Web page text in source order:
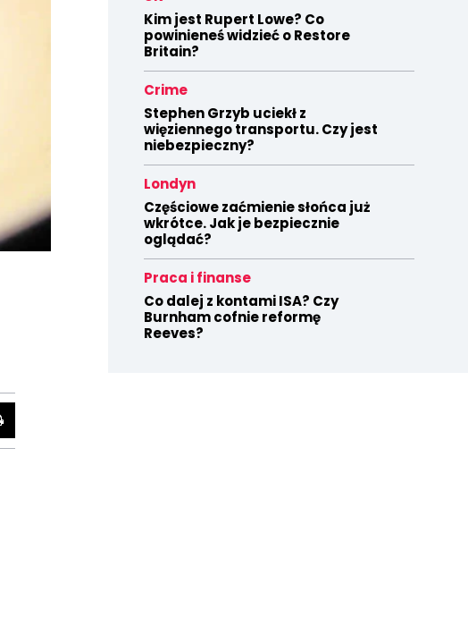
Kim jest Rupert Lowe? Co
powinieneś widzieć o Restore
Britain?
Crime
Stephen Grzyb uciekł z
więziennego transportu. Czy jest
niebezpieczny?
Londyn
Częściowe zaćmienie słońca już
wkrótce. Jak je bezpiecznie
oglądać?
Praca i finanse
Co dalej z kontami ISA? Czy
Burnham cofnie reformę
Reeves?